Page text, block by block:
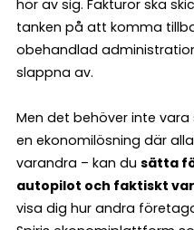
hör av sig. Fakturor ska
tanken på att komma
obehandlad
slappna av.
Men det behöver inte
en ekonomilösning där
varandra – kan du sätta
autopilot och faktiskt
visa dig hur andra